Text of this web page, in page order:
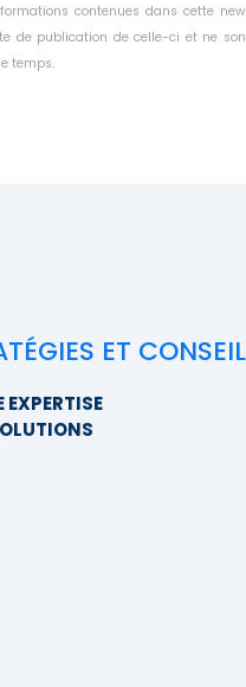
contenues dans cette
de publication de celle-ci et ne
temps.
ET
EXPERTISE